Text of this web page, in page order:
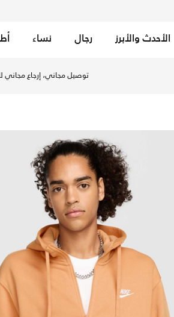
الأحدث والأبرز رجال نساء
توصيل مجاني، إرجاع مجاني